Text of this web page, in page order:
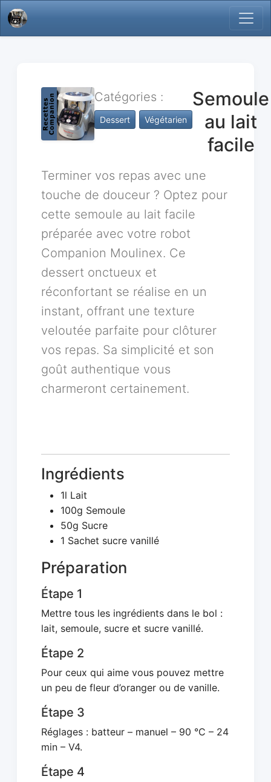
Catégories :
Dessert Végétarien
Semoule
au lait
facile
Terminer vos repas avec une
touche de douceur ? Optez pour
cette semoule au lait facile
préparée avec votre robot
Companion Moulinex. Ce
dessert onctueux et
réconfortant se réalise en un
instant, offrant une texture
veloutée parfaite pour clôturer
vos repas. Sa simplicité et son
goût authentique vous
charmeront certainement.
Ingrédients
1l Lait
100g Semoule
50g Sucre
1 Sachet sucre vanillé
Préparation
Étape 1
Mettre tous les ingrédients dans le bol :
lait, semoule, sucre et sucre vanillé.
Étape 2
Pour ceux qui aime vous pouvez mettre
un peu de fleur d’oranger ou de vanille.
Étape 3
Réglages : batteur – manuel – 90 °C – 24
min – V4.
Étape 4